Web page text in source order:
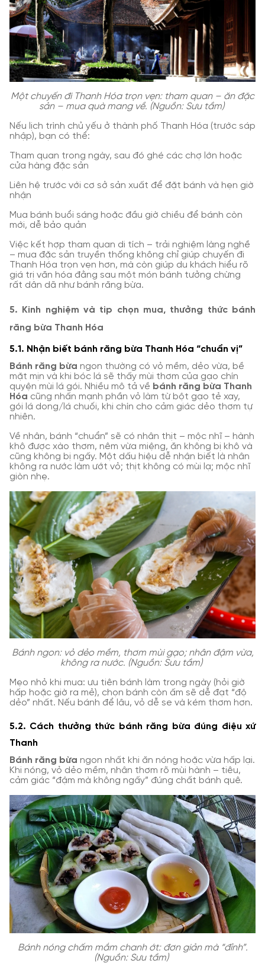
Một chuyến đi Thanh Hóa trọn vẹn: tham quan – ăn đặc
sản – mua quà mang về. (Nguồn: Sưu tầm)
Nếu lịch trình chủ yếu ở thành phố Thanh Hóa (trước sáp
nhập), bạn có thể:
Tham quan trong ngày, sau đó ghé các chợ lớn hoặc
cửa hàng đặc sản
Liên hệ trước với cơ sở sản xuất để đặt bánh và hẹn giờ
nhận
Mua bánh buổi sáng hoặc đầu giờ chiều để bánh còn
mới, dễ bảo quản
Việc kết hợp tham quan di tích – trải nghiệm làng nghề
– mua đặc sản truyền thống không chỉ giúp chuyến đi
Thanh Hóa trọn vẹn hơn, mà còn giúp du khách hiểu rõ
giá trị văn hóa đằng sau một món bánh tưởng chừng
rất dân dã như bánh răng bừa.
5. Kinh nghiệm và tip chọn mua, thưởng thức bánh
răng bừa Thanh Hóa
5.1. Nhận biết bánh răng bừa Thanh Hóa “chuẩn vị”
Bánh răng bừa ngon thường có vỏ mềm, dẻo vừa, bề
mặt mịn và khi bóc lá sẽ thấy mùi thơm của gạo chín
quyện mùi lá gói. Nhiều mô tả về bánh răng bừa Thanh
Hóa cũng nhấn mạnh phần vỏ làm từ bột gạo tẻ xay,
gói lá dong/lá chuối, khi chín cho cảm giác dẻo thơm tự
nhiên.
Về nhân, bánh “chuẩn” sẽ có nhân thịt – mộc nhĩ – hành
khô được xào thơm, nêm vừa miệng, ăn không bị khô và
cũng không bị ngấy. Một dấu hiệu dễ nhận biết là nhân
không ra nước làm ướt vỏ; thịt không có mùi lạ; mộc nhĩ
giòn nhẹ.
Bánh ngon: vỏ dẻo mềm, thơm mùi gạo; nhân đậm vừa,
không ra nước. (Nguồn: Sưu tầm)
Mẹo nhỏ khi mua: ưu tiên bánh làm trong ngày (hỏi giờ
hấp hoặc giờ ra mẻ), chọn bánh còn ấm sẽ dễ đạt “độ
dẻo” nhất. Nếu bánh để lâu, vỏ dễ se và kém thơm hơn.
5.2. Cách thưởng thức bánh răng bừa đúng điệu xứ
Thanh
Bánh răng bừa ngon nhất khi ăn nóng hoặc vừa hấp lại.
Khi nóng, vỏ dẻo mềm, nhân thơm rõ mùi hành – tiêu,
cảm giác “đậm mà không ngấy” đúng chất bánh quê.
Bánh nóng chấm mắm chanh ớt: đơn giản mà “đỉnh”.
(Nguồn: Sưu tầm)